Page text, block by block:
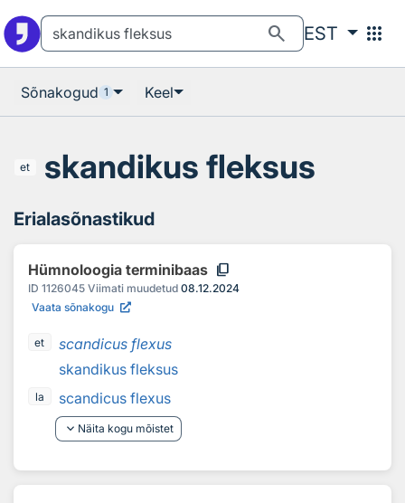
search EST apps
Sõnakogud 1 Keel
et skandikus fleksus
Erialasõnastikud
Hümnoloogia terminibaas content_copy
ID 1126045 Viimati muudetud 08.12.2024
Vaata sõnakogu
et
scandicus flexus
skandikus fleksus
la
scandicus flexus
keyboard_arrow_down Näita kogu mõistet